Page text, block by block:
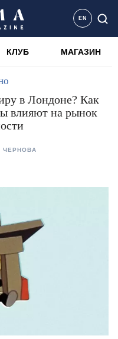
EN
КЛУБ МАГАЗИН
в Лондоне? Как
влияют на рынок
ЧЕРНОВА